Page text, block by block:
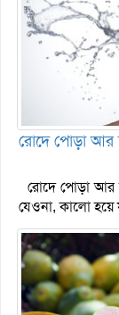
রোদে পোড়া আর
রোদে পোড়া আর
যেওনা, কালো হয়ে